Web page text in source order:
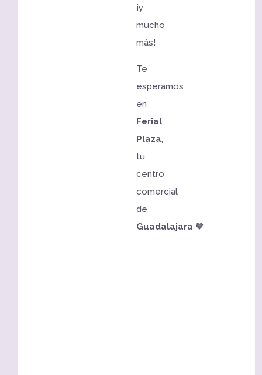
¡y
mucho
más!
Te
esperamos
en
Ferial
Plaza,
tu
centro
comercial
de
Guadalajara 🧡